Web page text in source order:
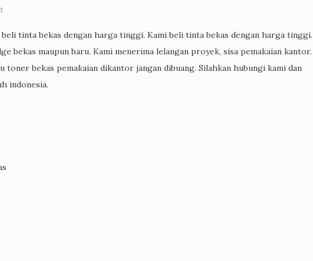
tinta bekas dengan harga tinggi. Kami beli tinta bekas dengan harga tinggi.
bekas maupun baru. Kami menerima lelangan proyek, sisa pemakaian kantor.
bekas pemakaian dikantor jangan dibuang. Silahkan hubungi kami dan
indonesia.